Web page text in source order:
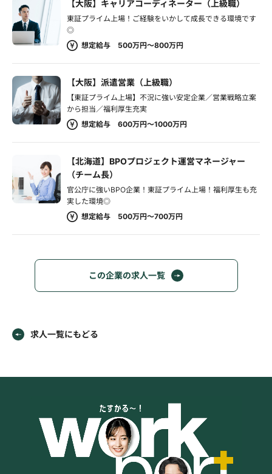
【大阪】キャリアコーディネーター（上級職）
東証プライム上場！ご経験をいかして成長できる環境です
◎
想定給与 500万円～800万円
【大阪】派遣営業（上級職）
【東証プライム上場】不況に強い安定企業／営業戦略立案
から担当／福利厚生充実
想定給与 600万円～1000万円
【北海道】BPOプロジェクト運営マネージャー
（チーム長）
官公庁に強いBPO企業！東証プライム上場！福利厚生も充
実した環境◎
想定給与 500万円～700万円
この企業の求人一覧
求人一覧にもどる